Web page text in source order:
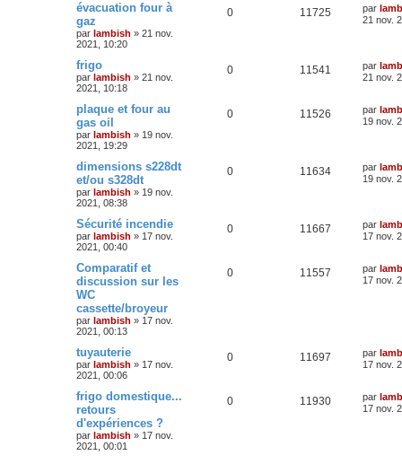
évacuation four à
gaz
par lambish » 21 nov.
2021, 10:20
0 11725 par
21 nov.
frigo
par lambish » 21 nov.
2021, 10:18
0 11541 par
21 nov.
plaque et four au
gas oil
par lambish » 19 nov.
2021, 19:29
0 11526 par
19 nov.
dimensions s228dt
et/ou s328dt
par lambish » 19 nov.
2021, 08:38
0 11634 par
19 nov.
Sécurité incendie
par lambish » 17 nov.
2021, 00:40
0 11667 par
17 nov.
Comparatif et
discussion sur les
WC
cassette/broyeur
par lambish » 17 nov.
2021, 00:13
0 11557 par
17 nov.
tuyauterie
par lambish » 17 nov.
2021, 00:06
0 11697 par
17 nov.
frigo domestique...
retours
d'expériences ?
par lambish » 17 nov.
2021, 00:01
0 11930 par
17 nov.